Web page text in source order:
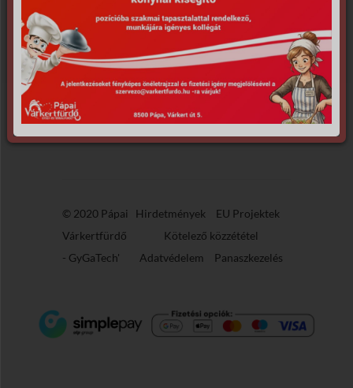
© 2020 Pápai
Várkertfürdő
- GyGaTech'
Hirdetmények
EU Projektek
Kötelező közzététel
Adatvédelem
Panaszkezelés